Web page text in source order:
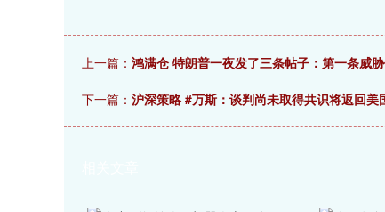
上一篇： 鸿满仓 特朗普一夜发了三条帖子：第一条威
下一篇： 沪深策略 #万斯：谈判尚未取得共识将返回